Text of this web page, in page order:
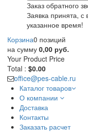
Заказ обратного
Заявка принята,
указанное время!
Корзина0 позиций
на сумму 0,00 руб.
Your Product Price
Total : $0.00
office@pes-cable.ru
Каталог товаров
О компании
Доставка
Контакты
Заказать расчет